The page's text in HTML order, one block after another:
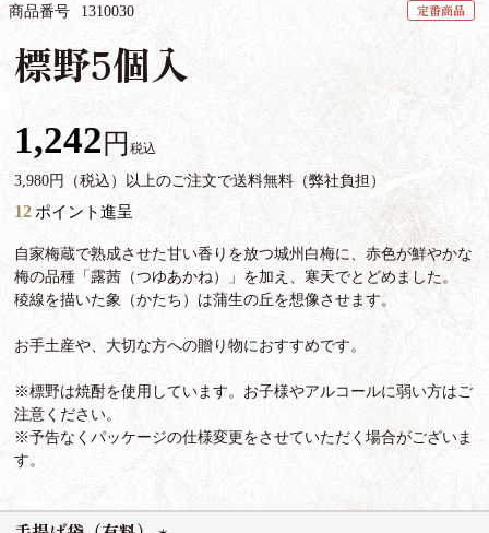
商品番号 1310030 定番商品
標野5個入
1,242 税込
3,980円（税込）以上のご注文で送料無料（弊社負担）
12 ポイント進呈
自家梅蔵で熟成させた甘い香りを放つ城州白梅に、赤色が鮮やかな
梅の品種「露茜（つゆあかね）」を加え、寒天でとどめました。
稜線を描いた象（かたち）は蒲生の丘を想像させます。
お手土産や、大切な方への贈り物におすすめです。
※標野は焼酎を使用しています。お子様やアルコールに弱い方はご
注意ください。
※予告なくパッケージの仕様変更をさせていただく場合がございま
す。